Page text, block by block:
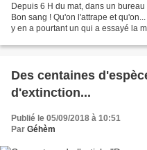
Depuis 6 H du mat, dans un
Bon sang ! Qu'on l'attrape et
y en a pourtant un qui a essayé la
Des centaines
d'extinction...
Publié le 05/09/2018 à 10:51
Par Géhèm